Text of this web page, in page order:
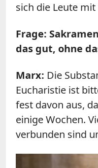
sich die Leute
Frage:
das gut, ohne
Marx: Die
Eucharistie ist
fest davon aus,
einige Wochen.
verbunden sind